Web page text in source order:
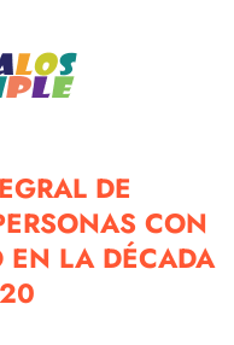
DE
CON
LA DÉCADA